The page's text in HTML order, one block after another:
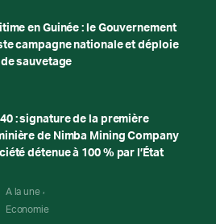
en Guinée : le Gouvernement
campagne nationale et déploie
sauvetage
: signature de la première
de Nimba Mining Company
détenue à 100 % par l’État
A la une
Economie